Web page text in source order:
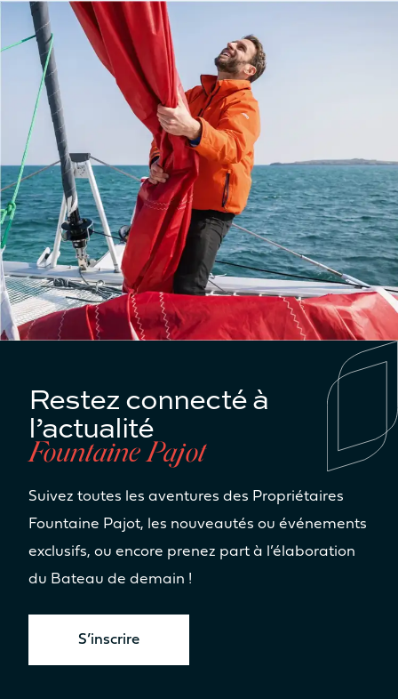
Restez connecté à
l’actualité
Fountaine Pajot
Suivez toutes les aventures des Propriétaires
Fountaine Pajot, les nouveautés ou événements
exclusifs, ou encore prenez part à l’élaboration
du Bateau de demain !
S’inscrire